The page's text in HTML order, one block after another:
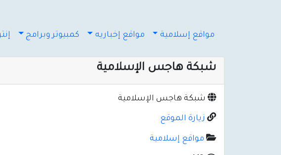
مواقع إسلامية مواقع إخباريه كمبيوتر وبرامج
شبكة هاجس الإسلامية
شبكة هاجس الإسلامية
زيارة الموقع
مواقع إسلامية